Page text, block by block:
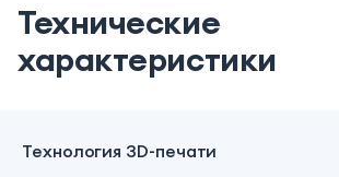
Технические
характеристики
Технология 3D-печати